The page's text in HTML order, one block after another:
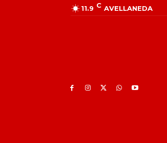
11.9 C AVELLANEDA